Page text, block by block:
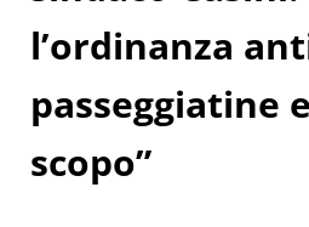
l’ordinanza
passeggiatine
scopo”